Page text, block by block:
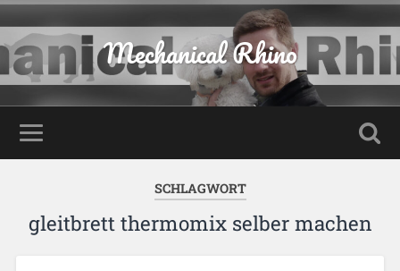
Mechanical Rhino
SCHLAGWORT
gleitbrett thermomix selber machen